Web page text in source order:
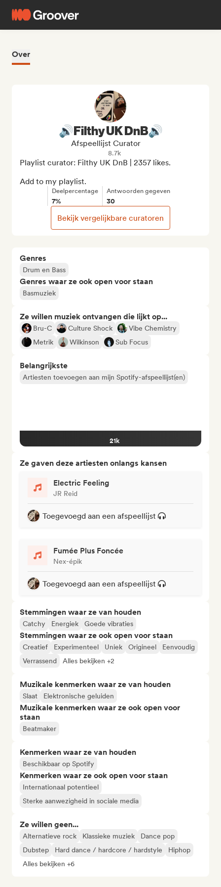
Over
Genres
Drum en Bass
Genres waar ze ook open voor staan
Basmuziek
Ze willen muziek ontvangen die lijkt op...
Bru-C Culture Shock
Vibe Chemistry
Metrik
Wilkinson Sub Focus
Belangrijkste
Artiesten toevoegen aan mijn Spotify-afspeellijst(en)
21k
Ze gaven deze artiesten onlangs kansen
Electric Feeling
JR Reid
Toegevoegd aan een afspeellijst
Fumée Plus Foncée
Nex-épik
Toegevoegd aan een afspeellijst
Stemmingen waar ze van houden
Catchy Energiek Goede vibraties
Stemmingen waar ze ook open voor staan
Creatief Experimenteel Uniek Origineel
Eenvoudig
Verrassend
Alles bekijken +2
Muzikale kenmerken waar ze van houden
Slaat Elektronische geluiden
Muzikale kenmerken waar ze ook open voor
staan
Beatmaker
Kenmerken waar ze van houden
Beschikbaar op Spotify
Kenmerken waar ze ook open voor staan
Internationaal potentieel
Sterke aanwezigheid in sociale media
Ze willen geen...
Alternatieve rock Klassieke muziek
Dance pop
Dubstep
Hard dance / hardcore / hardstyle
Hiphop
Alles bekijken +6
🔊Filthy UK DnB🔊
Afspeellijst Curator
8.7k
Playlist curator: Filthy UK DnB | 2357 likes.
Add to my playlist.
Deelpercentage
7%
Antwoorden gegeven
30
Bekijk vergelijkbare curatoren